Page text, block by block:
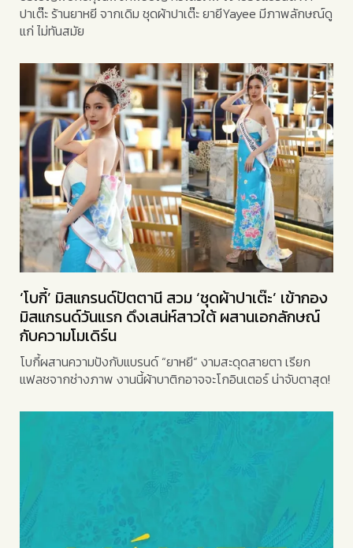
ปาเต๊ะ ร้านยาหยี จากเดิม ชุดผ้าปาเต๊ะ ยายีYayee มีภาพลักษณ์ดู
แก่ ไม่ทันสมัย
‘โบกี้’ มิสแกรนด์ปัตตานี สวม ‘ชุดผ้าปาเต๊ะ’ เข้ากอง
มิสแกรนด์วันแรก ดึงเสน่ห์สาวใต้ ผสานเอกลักษณ์
กับความโมเดิร์น
โบกี้ผสานความปังกับแบรนด์ “ยาหยี“ งามสะดุดสายตา เรียก
แฟลชจากช่างภาพ งานนี้ผ้าบาติกอาจจะโกอินเตอร์ น่าจับตาสุด!